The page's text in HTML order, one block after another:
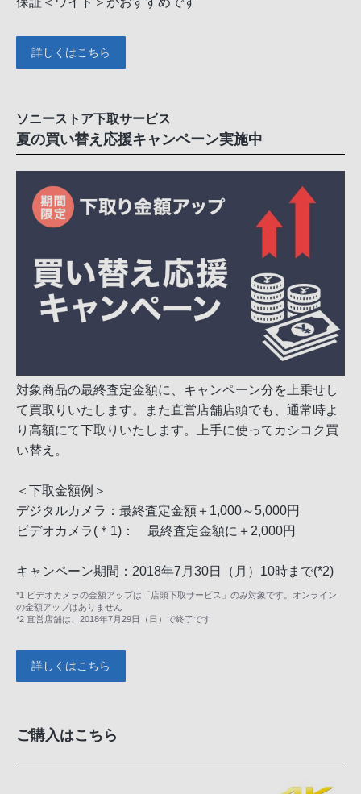
詳しくはこちら
ソニーストア下取サービス
夏の買い替え応援キャンペーン実施中
対象商品の最終査定金額に、キャンペーン分を上乗せし
て買取りいたします。また直営店舗店頭でも、通常時よ
り高額にて下取りいたします。上手に使ってカシコク買
い替え。
＜下取金額例＞
デジタルカメラ：最終査定金額＋1,000～5,000円
ビデオカメラ(＊1)： 最終査定金額に＋2,000円
キャンペーン期間：2018年7月30日（月）10時まで(*2)
*1 ビデオカメラの金額アップは「店頭下取サービス」のみ対象です。オンライン
の金額アップはありません
*2 直営店舗は、2018年7月29日（日）で終了です
詳しくはこちら
ご購入はこちら